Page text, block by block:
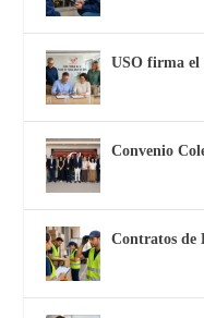
USO firma el
Convenio
Contratos de